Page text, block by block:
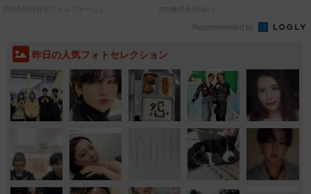
PR(合同会社デジタルファーム ) PR(株式会社HAL)
Recommended by
昨日の人気フォトセレクション